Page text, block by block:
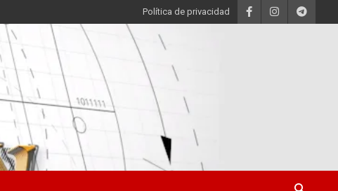
Política de privacidad